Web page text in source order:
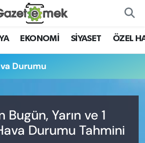
EKONOMİ SİYASET ÖZEL
Durumu
Bugün, Yarın ve 1
Durumu Tahmini
EMEK
Durumu ve Fikstür